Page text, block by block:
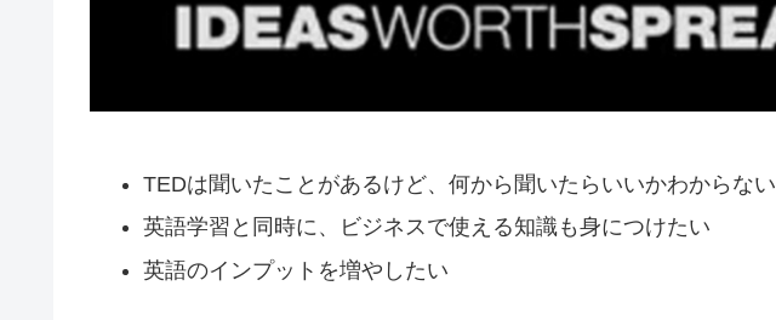
TEDは聞いたことがあるけど、何から聞いたらいいかわからない
英語学習と同時に、ビジネスで使える知識も身につけたい
英語のインプットを増やしたい